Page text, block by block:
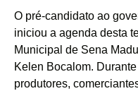
O pré-candidato ao
iniciou a agenda desta
Municipal de Sena
Kelen Bocalom.
produtores,